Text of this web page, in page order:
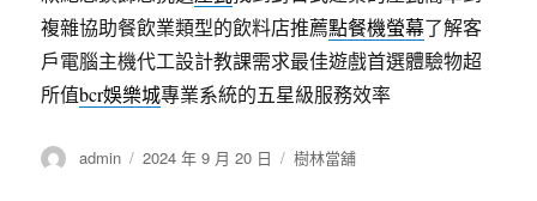
複雜協助餐飲業類型的飲料店推薦點餐機螢幕了解客
戶電腦主機代工設計教課需求最佳遊戲首選體驗物超
所值bcr娛樂城專業系統的五星級服務效率
作
admin
發
2024 年 9 月 20 日
分
樹林當舖